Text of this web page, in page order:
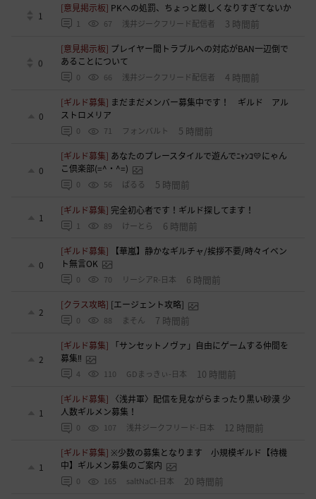
1
[意見掲示板] PKへの処罰、ちょっと厳しくなりすぎてないか
1 67 浅井ジークフリード配信者 3 時間前
0
[意見掲示板] プレイヤー間トラブルへの対応がBAN一辺倒で
あることについて
0 66 浅井ジークフリード配信者 4 時間前
0
[ギルド募集] まだまだメンバー募集中です！ ギルド アル
ストロメリア
0 71 フォンバルト 5 時間前
0
[ギルド募集] あなたのプレースタイルで遊んでﾆｬﾝｺ💛にゃん
こ倶楽部(=^・^=)
0 56 ぱるる 5 時間前
1
[ギルド募集] 完全初心者です！ギルド探してます！
1 89 けーとら 6 時間前
0
[ギルド募集]
【華嵐】静かなギルチャ/挨拶不要/時々イベン
ト無言OK
0 70 リーシアR-日本 6 時間前
2
[クラス攻略] [エージェント攻略]
0 88 まそん 7 時間前
2
[ギルド募集]
「サンセットノヴァ」自由にゲームする仲間を
募集‼️
4 110 GDまっきぃ-日本 10 時間前
1
[ギルド募集]
〈浅井軍〉配信を見ながらまったり黒い砂漠 少
人数ギルメン募集！
0 107 浅井ジークフリード-日本 12 時間前
1
[ギルド募集] ※少数の募集となります 小規模ギルド【待機
中】ギルメン募集のご案内
0 165 saltNaCl-日本 20 時間前